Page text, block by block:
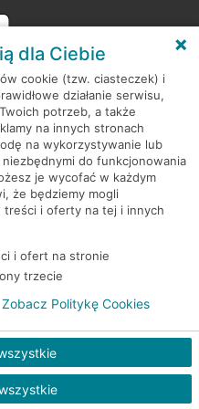
Wszelkie prawa zastrzeżone
dla Ciebie
cookie (tzw. ciasteczek) i
działanie serwisu,
potrzeb, a także
na innych stronach
na wykorzystywanie lub
do funkcjonowania
je wycofać w każdym
że będziemy mogli
treści i oferty na tej i innych
i ofert na stronie
trzecie
Zobacz Politykę Cookies